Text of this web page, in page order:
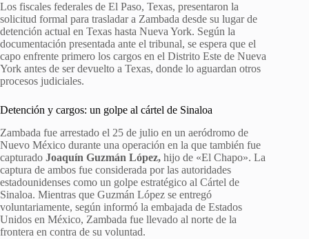
Los fiscales federales de El Paso, Texas, presentaron la
solicitud formal para trasladar a Zambada desde su lugar de
detención actual en Texas hasta Nueva York. Según la
documentación presentada ante el tribunal, se espera que el
capo enfrente primero los cargos en el Distrito Este de Nueva
York antes de ser devuelto a Texas, donde lo aguardan otros
procesos judiciales.
Detención y cargos: un golpe al cártel de Sinaloa
Zambada fue arrestado el 25 de julio en un aeródromo de
Nuevo México durante una operación en la que también fue
capturado Joaquín Guzmán López, hijo de «El Chapo». La
captura de ambos fue considerada por las autoridades
estadounidenses como un golpe estratégico al Cártel de
Sinaloa. Mientras que Guzmán López se entregó
voluntariamente, según informó la embajada de Estados
Unidos en México, Zambada fue llevado al norte de la
frontera en contra de su voluntad.